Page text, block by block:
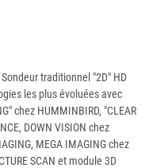
traditionnel "2D" HD
les plus évoluées avec
chez HUMMINBIRD, "CLEAR
DOWN VISION chez
MEGA IMAGING chez
SCAN et module 3D